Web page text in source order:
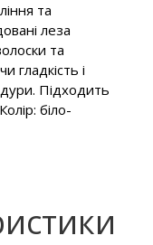
та
леза
та
гладкість і
Підходить
біло-